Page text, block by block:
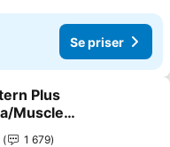
Se priser
i Mina Favoriter
Plus
Muscle
& Suites
1 679